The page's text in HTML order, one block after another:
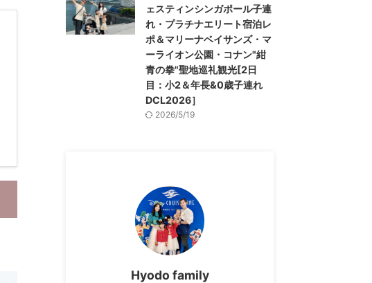
ェスティンシンガポール子連
れ・プラチナエリート宿泊レ
ポ＆マリーナベイサンズ・マ
ーライオン公園・コナン"紺
青の拳"聖地巡礼観光[2日
目：小2＆年長&0歳子連れ
DCL2026］
2026/5/19
Hyodo family